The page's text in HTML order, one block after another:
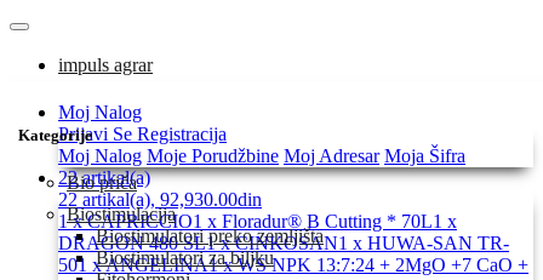
impuls agrar
Kategorije
Bio priča
Biostimulacija
Biostimulatori preko zemljišta
Biostimulatori za biljku
Moj Nalog
Prijavi Se Registracija
Moj Nalog Moje Porudžbine Moj Adresar Moja Šifra
22 artikal(a)
22 artikal(a), 92,930.00din
1 x CAPRICCIO1 x Floradur® B Cutting * 70L1 x
DRAGON 480 SL1 x CINKOSAN1 x HUWA-SAN TR-
501 x ANGELINA1 x WS NPK 13:7:24 + 2MgO +7 CaO +